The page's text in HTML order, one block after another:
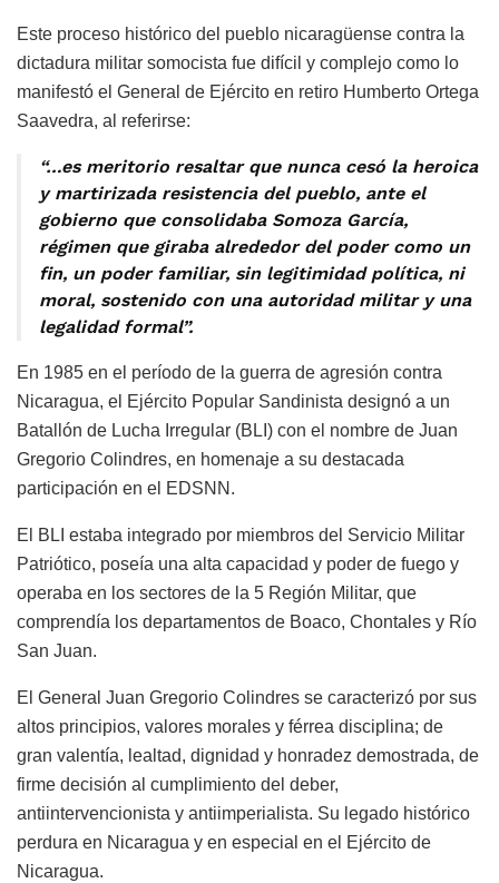
Este proceso histórico del pueblo nicaragüense contra la
dictadura militar somocista fue difícil y complejo como lo
manifestó el General de Ejército en retiro Humberto Ortega
Saavedra, al referirse:
“…es meritorio resaltar que nunca cesó la heroica
y martirizada resistencia del pueblo, ante el
gobierno que consolidaba Somoza García,
régimen que giraba alrededor del poder como un
fin, un poder familiar, sin legitimidad política, ni
moral, sostenido con una autoridad militar y una
legalidad formal”.
En 1985 en el período de la guerra de agresión contra
Nicaragua, el Ejército Popular Sandinista designó a un
Batallón de Lucha Irregular (BLI) con el nombre de Juan
Gregorio Colindres, en homenaje a su destacada
participación en el EDSNN.
El BLI estaba integrado por miembros del Servicio Militar
Patriótico, poseía una alta capacidad y poder de fuego y
operaba en los sectores de la 5 Región Militar, que
comprendía los departamentos de Boaco, Chontales y Río
San Juan.
El General Juan Gregorio Colindres se caracterizó por sus
altos principios, valores morales y férrea disciplina; de
gran valentía, lealtad, dignidad y honradez demostrada, de
firme decisión al cumplimiento del deber,
antiintervencionista y antiimperialista. Su legado histórico
perdura en Nicaragua y en especial en el Ejército de
Nicaragua.